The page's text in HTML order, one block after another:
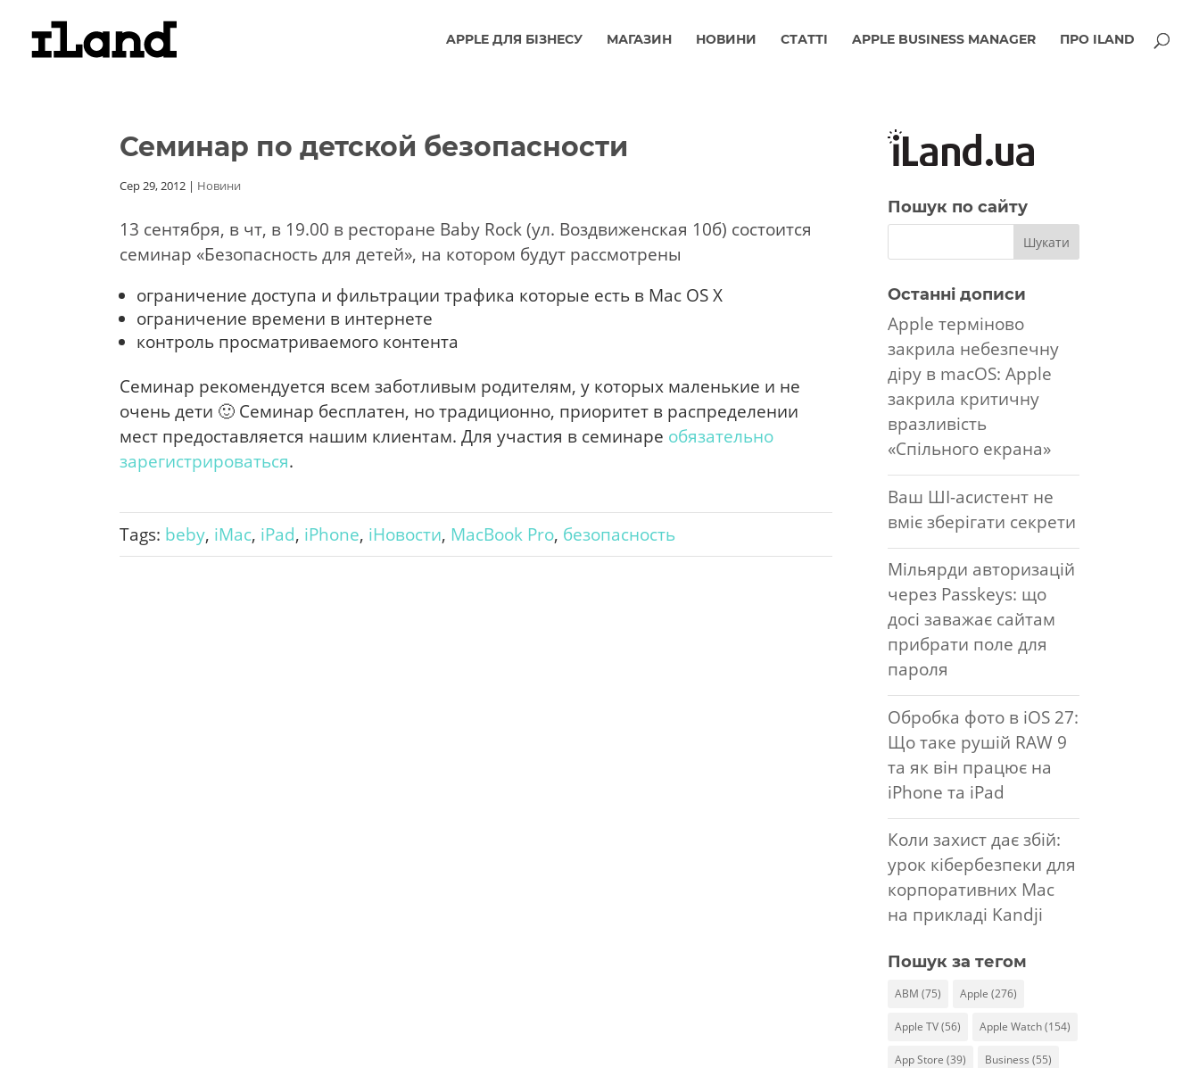
APPLE ДЛЯ БІЗНЕСУ МАГАЗИН НОВИНИ СТАТТІ APPLE BUSINESS MANAGER ПРО ILAND
Семинар по детской безопасности
Сер 29, 2012 | Новини
13 сентября, в чт, в 19.00 в ресторане Baby Rock (ул. Воздвиженская 10б) состоится
семинар «Безопасность для детей», на котором будут рассмотрены
ограничение доступа и фильтрации трафика которые есть в Mac OS X
ограничение времени в интернете
контроль просматриваемого контента
Семинар рекомендуется всем заботливым родителям, у которых маленькие и не
очень дети 🙂 Семинар бесплатен, но традиционно, приоритет в распределении
мест предоставляется нашим клиентам. Для участия в семинаре обязательно
зарегистрироваться.
Tags: beby, iMac, iPad, iPhone, iНовости, MacBook Pro, безопасность
Пошук по сайту
Останні дописи
Apple терміново
закрила небезпечну
діру в macOS: Apple
закрила критичну
вразливість
«Спільного екрана»
Ваш ШІ-асистент не
вміє зберігати секрети
Мільярди авторизацій
через Passkeys: що
досі заважає сайтам
прибрати поле для
пароля
Обробка фото в iOS 27:
Що таке рушій RAW 9
та як він працює на
iPhone та iPad
Коли захист дає збій:
урок кібербезпеки для
корпоративних Mac
на прикладі Kandji
Пошук за тегом
ABM (75) Apple (276)
Apple TV(56) Apple Watch(154)
App Store (39) Business (55)